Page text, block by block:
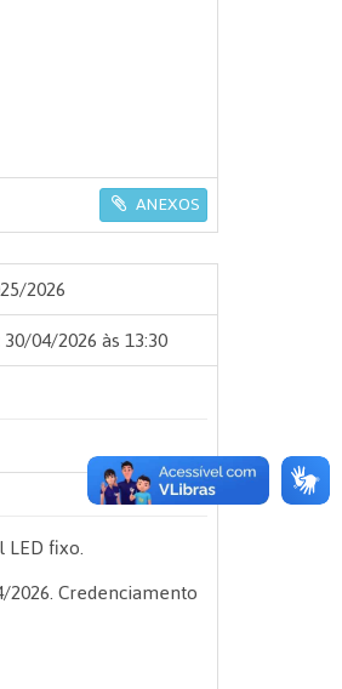
ANEXOS
2026
30/04/2026 às 13:30
fixo.
2026. Credenciamento